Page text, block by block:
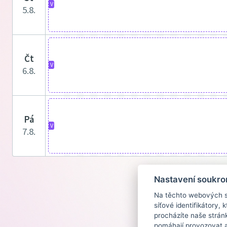
5.8.
V
čt
6.8.
V
pá
7.8.
V
Nastavení
Na těchto webových
síťové identifikátory,
procházíte naše